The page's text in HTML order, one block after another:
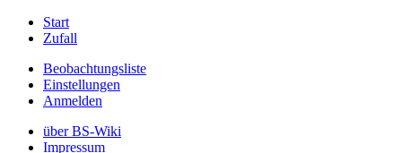
Start
Zufall
Beobachtungsliste
Einstellungen
Anmelden
über BS-Wiki
Impressum